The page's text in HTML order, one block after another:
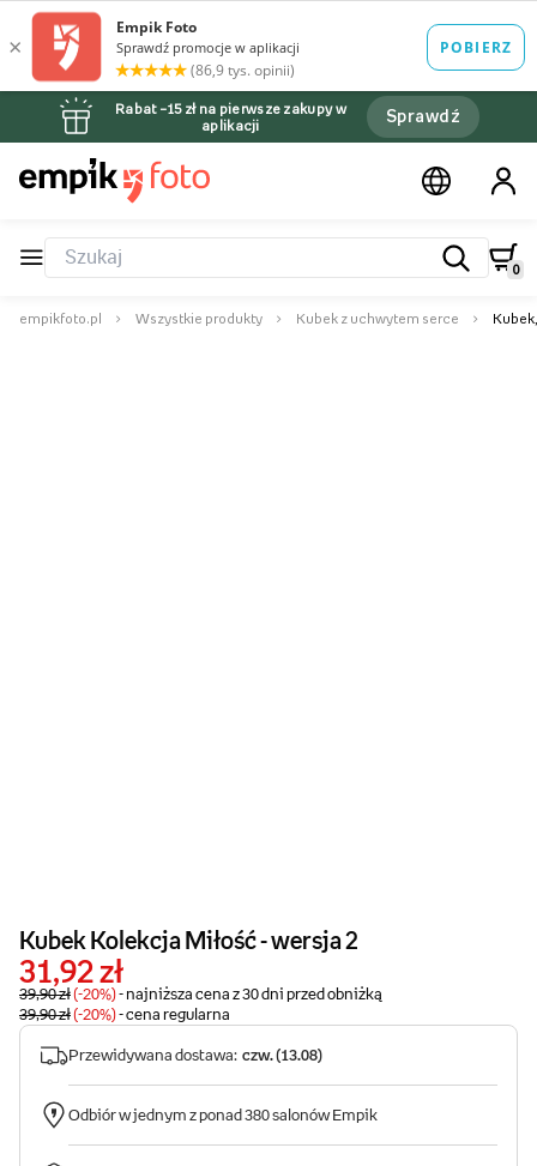
Rabat –15 zł na pierwsze zakupy w
aplikacji
Sprawdź
0
empikfoto.pl Wszystkie produkty Kubek z uchwytem serce